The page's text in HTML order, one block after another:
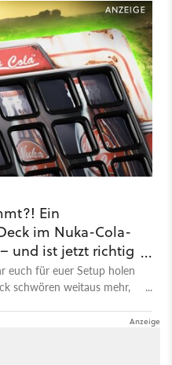
Ein
im Nuka-Cola-
und ist jetzt richtig
euch für euer Setup holen
schwören weitaus mehr,